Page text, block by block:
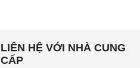
LIÊN HỆ VỚI NHÀ CUNG
CẤP